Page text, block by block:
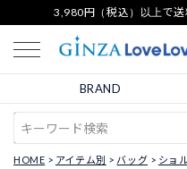
3,980円（税込）以上で
BRAND
HOME アイテム別 バッグ
ショ